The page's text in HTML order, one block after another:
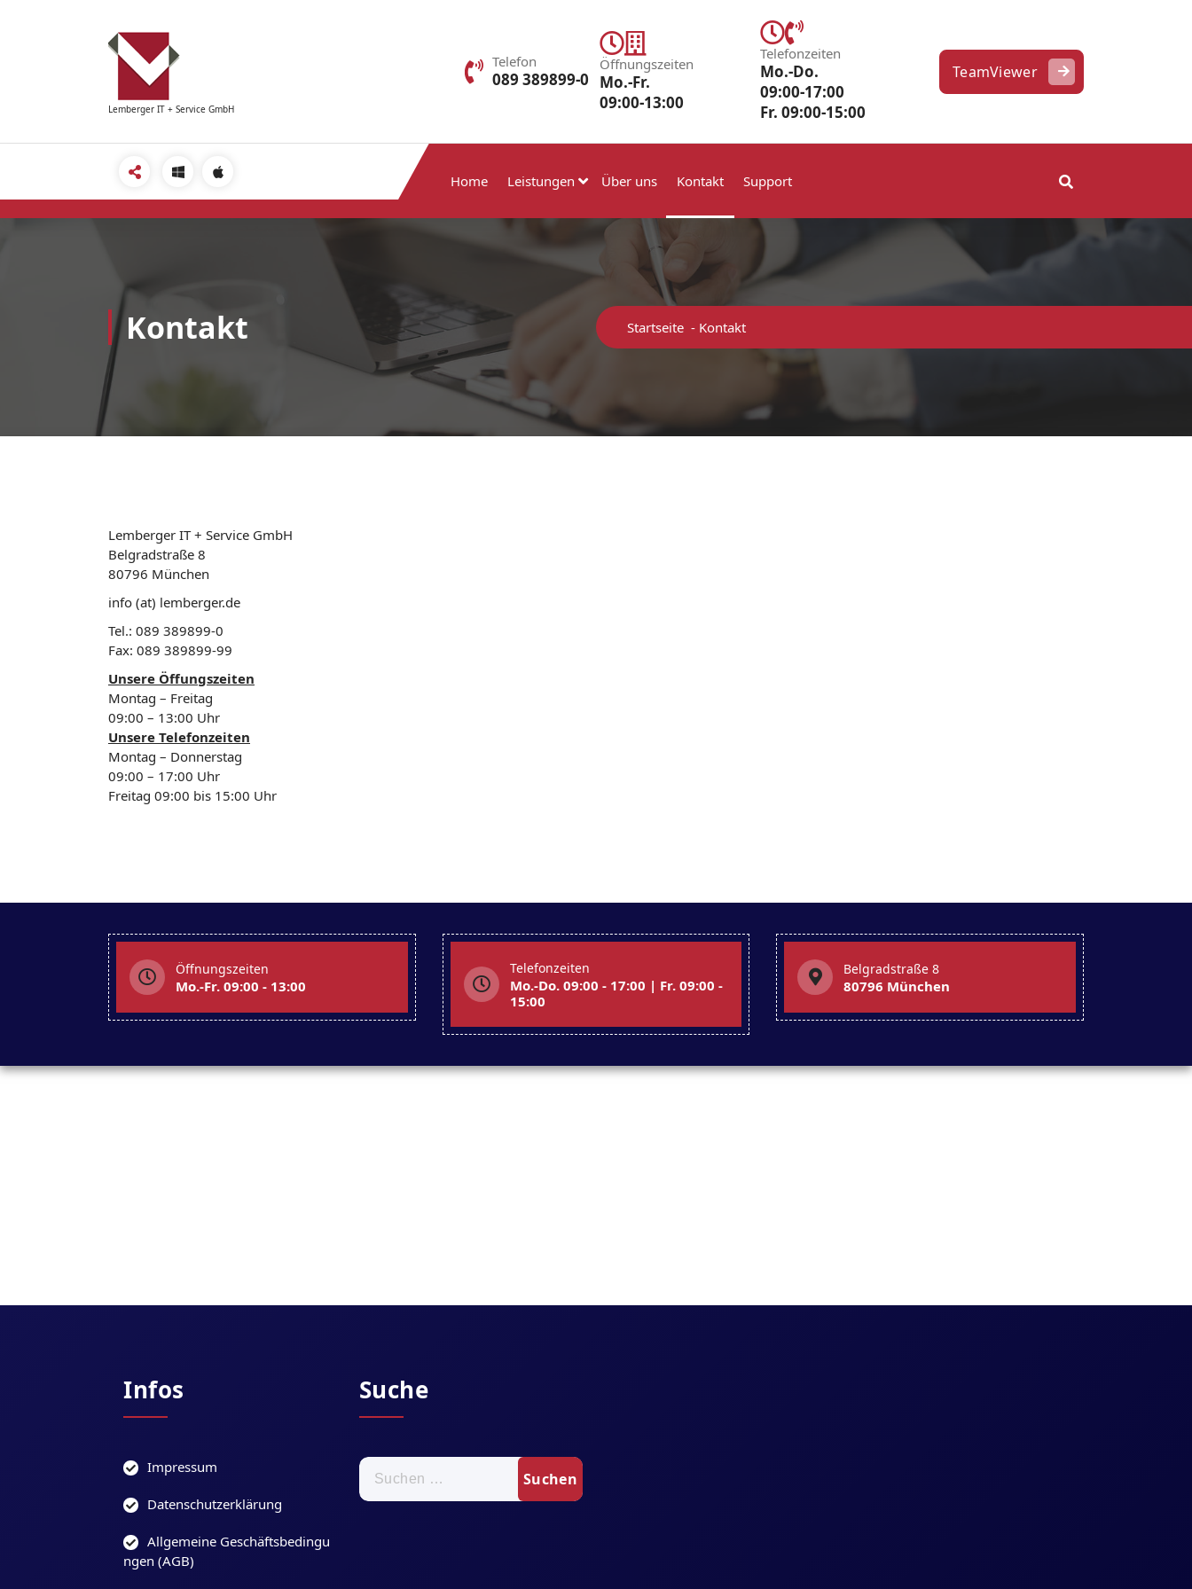
Lemberger IT + Service GmbH
Telefon
089 389899-0
Öffnungszeiten
Mo.-Fr.
09:00-13:00
Telefonzeiten
Mo.-Do.
09:00-17:00
Fr. 09:00-15:00
TeamViewer
Home Leistungen Über uns Kontakt Support
Kontakt Startseite - Kontakt
Lemberger IT + Service GmbH
Belgradstraße 8
80796 München
info (at) lemberger.de
Tel.: 089 389899-0
Fax: 089 389899-99
Unsere Öffungszeiten
Montag – Freitag
09:00 – 13:00 Uhr
Unsere Telefonzeiten
Montag – Donnerstag
09:00 – 17:00 Uhr
Freitag 09:00 bis 15:00 Uhr
Öffnungszeiten
Mo.-Fr. 09:00 - 13:00
Telefonzeiten
Mo.-Do. 09:00 - 17:00 | Fr. 09:00 -
15:00
Belgradstraße 8
80796 München
Infos
Impressum
Datenschutzerklärung
Allgemeine Geschäftsbedingu
ngen (AGB)
Suche
Suchen
nach: